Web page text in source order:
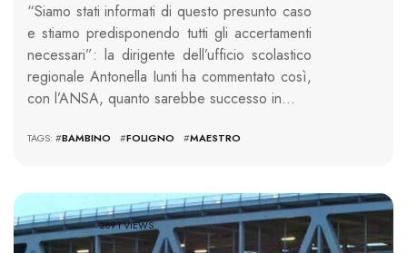
“Siamo stati informati di questo presunto caso
e stiamo predisponendo tutti gli accertamenti
necessari”: la dirigente dell’ufficio scolastico
regionale Antonella Iunti ha commentato così,
con l’ANSA, quanto sarebbe successo in…
TAGS: #BAMBINO #FOLIGNO #MAESTRO
2691 VIEWS